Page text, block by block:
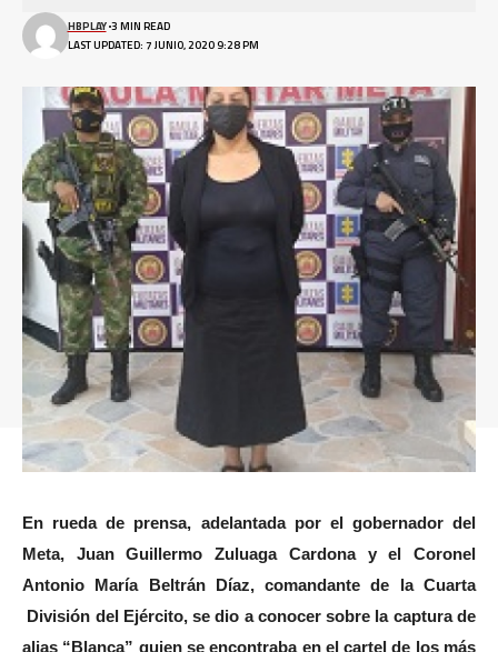
LAST UPDATED: 7 JUNIO, 2020 9:28 PM
HBPLAY 3 MIN READ
En rueda de prensa, adelantada por el gobernador del
Meta, Juan Guillermo Zuluaga Cardona y el Coronel
Antonio María Beltrán Díaz, comandante de la Cuarta
División del Ejército, se dio a conocer sobre la captura de
alias “Blanca” quien se encontraba en el cartel de los más